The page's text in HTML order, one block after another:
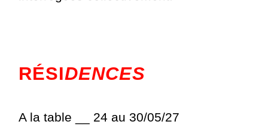
RÉSIDENCES
A la table __ 24 au 30/05/27